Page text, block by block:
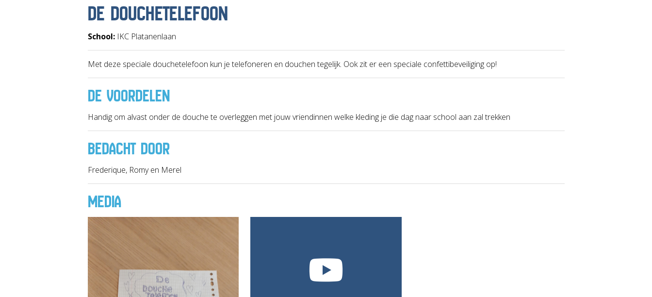
DE DOUCHETELEFOON
School:IKC Platanenlaan
Met deze speciale douchetelefoon kun je telefoneren en douchen tegelijk. Ook zit er een speciale confettibeveiliging op!
DE VOORDELEN
Handig om alvast onder de douche te overleggen met jouw vriendinnen welke kleding je die dag naar school aan zal trekken
BEDACHT DOOR
Frederique, Romy en Merel
MEDIA